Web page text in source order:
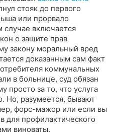
стояк до первого
или прорвало
включается
о защите прав
закону моральный вред
доказанным сам факт
коммунальных
в больнице, суд обязан
просто за то, что услуга
Но, разумеется, бывают
форс-мажор или если вы
для профилактического
виноваты.